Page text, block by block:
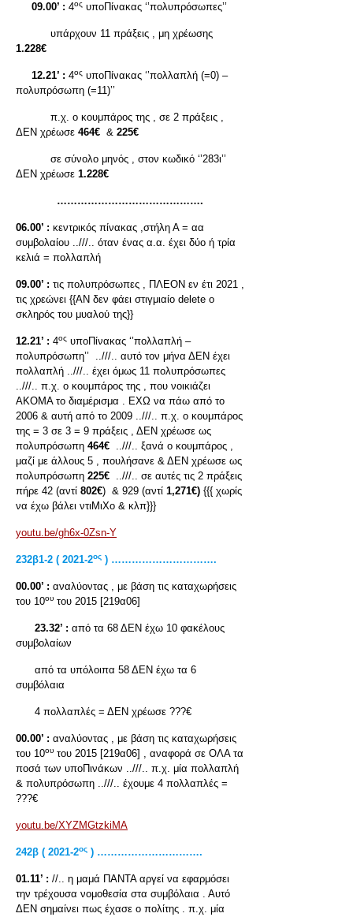
09.00’ : 4ος υποΠίνακας ‘’πολυπρόσωπες’’
υπάρχουν 11 πράξεις , μη χρέωσης
1.228€
12.21’ : 4ος υποΠίνακας ‘’πολλαπλή (=0) –
πολυπρόσωπη (=11)’’
π.χ. ο κουμπάρος της , σε 2 πράξεις ,
ΔΕΝ χρέωσε 464€ & 225€
σε σύνολο μηνός , στον κωδικό ‘’283ι’’
ΔΕΝ χρέωσε 1.228€
…………………………………….
06.00’ : κεντρικός πίνακας ,στήλη Α = αα
συμβολαίου ..///.. όταν ένας α.α. έχει δύο ή τρία
κελιά = πολλαπλή
09.00’ : τις πολυπρόσωπες , ΠΛΕΟΝ εν έτι 2021 ,
τις χρεώνει {{ΑΝ δεν φάει στιγμιαίο delete ο
σκληρός του μυαλού της}}
12.21’ : 4ος υποΠίνακας ‘’πολλαπλή –
πολυπρόσωπη’’ ..///.. αυτό τον μήνα ΔΕΝ έχει
πολλαπλή ..///.. έχει όμως 11 πολυπρόσωπες
..///.. π.χ. ο κουμπάρος της , που νοικιάζει
ΑΚΟΜΑ το διαμέρισμα . ΕΧΩ να πάω από το
2006 & αυτή από το 2009 ..///.. π.χ. ο κουμπάρος
της = 3 σε 3 = 9 πράξεις , ΔΕΝ χρέωσε ως
πολυπρόσωπη 464€ ..///.. ξανά ο κουμπάρος ,
μαζί με άλλους 5 , πουλήσανε & ΔΕΝ χρέωσε ως
πολυπρόσωπη 225€ ..///.. σε αυτές τις 2 πράξεις
πήρε 42 (αντί 802€) & 929 (αντί 1,271€) {{{ χωρίς
να έχω βάλει ντιΜιΧο & κλπ}}}
youtu.be/gh6x-0Zsn-Y
232β1-2 ( 2021-2ος ) ………………………….
00.00’ : αναλύοντας , με βάση τις καταχωρήσεις
του 10ου του 2015 [219α06]
23.32’ : από τα 68 ΔΕΝ έχω 10 φακέλους
συμβολαίων
από τα υπόλοιπα 58 ΔΕΝ έχω τα 6
συμβόλαια
4 πολλαπλές = ΔΕΝ χρέωσε ???€
00.00’ : αναλύοντας , με βάση τις καταχωρήσεις
του 10ου του 2015 [219α06] , αναφορά σε ΟΛΑ τα
ποσά των υποΠινάκων ..///.. π.χ. μία πολλαπλή
& πολυπρόσωπη ..///.. έχουμε 4 πολλαπλές =
???€
youtu.be/XYZMGtzkiMA
242β ( 2021-2ος ) ………………………….
01.11’ : //.. η μαμά ΠΑΝΤΑ αργεί να εφαρμόσει
την τρέχουσα νομοθεσία στα συμβόλαια . Αυτό
ΔΕΝ σημαίνει πως έχασε ο πολίτης . π.χ. μία